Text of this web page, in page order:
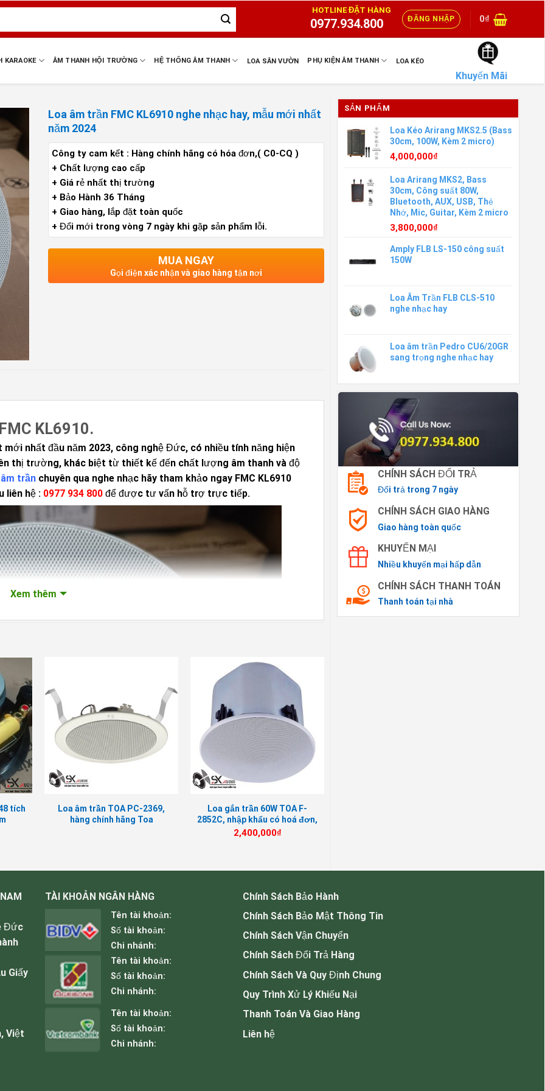
HOTLINE ĐẶT HÀNG
0977.934.800 ĐĂNG NHẬP 0₫
KARAOKE ÂM THANH HỘI TRƯỜNG HỆ THỐNG ÂM THANH LOA SÂN VƯỜN PHỤ KIỆN ÂM THANH LOA KÉO
Khuyến Mãi
SẢN PHẨM
Loa Kéo Arirang MKS2.5 (Bass
30cm, 100W, Kèm 2 micro)
4,000,000₫
Loa Arirang MKS2, Bass
30cm, Công suất 80W,
Bluetooth, AUX, USB, Thẻ
Nhớ, Mic, Guitar, Kèm 2 micro
3,800,000₫
Amply FLB LS-150 công suất
150W
Loa Âm Trần FLB CLS-510
nghe nhạc hay
Loa âm trần Pedro CU6/20GR
sang trọng nghe nhạc hay
CHÍNH SÁCH ĐỔI TRẢ
Đổi trả trong 7 ngày
CHÍNH SÁCH GIAO HÀNG
Giao hàng toàn quốc
KHUYẾN MẠI
Nhiều khuyến mại hấp dẫn
CHÍNH SÁCH THANH TOÁN
Thanh toán tại nhà
Loa âm trần FMC KL6910 nghe nhạc hay, mẫu mới nhất
năm 2024
Công ty cam kết : Hàng chính hãng có hóa đơn,( C0-CQ )
+ Chất lượng cao cấp
+ Giá rẻ nhất thị trường
+ Bảo Hành 36 Tháng
+ Giao hàng, lắp đặt toàn quốc
+ Đổi mới trong vòng 7 ngày khi gặp sản phẩm lỗi.
MUA NGAY
Gọi điện xác nhận và giao hàng tận nơi
KL6910.
mới nhất đầu năm 2023, công nghệ Đức, có nhiều tính năng hiện
thị trường, khác biệt từ thiết kế đến chất lượng âm thanh và độ
âm trần chuyên qua nghe nhạc hãy tham khảo ngay FMC KL6910
liên hệ : 0977 934 800 để được tư vấn hỗ trợ trực tiếp.
FMC cao cấp dời mới năm 2023
FMC KL6910.
Xem thêm
tích
Loa âm trần TOA PC-2369,
hàng chính hãng Toa
Loa gắn trần 60W TOA F-
2852C, nhập khẩu có hoá đơn,
C0-CQ
2,400,000₫
Đức
Giấy
Việt
TÀI KHOẢN NGÂN HÀNG
Tên tài khoản:
Số tài khoản:
Chi nhánh:
Tên tài khoản:
Số tài khoản:
Chi nhánh:
Tên tài khoản:
Số tài khoản:
Chi nhánh:
Chính Sách Bảo Hành
Chính Sách Bảo Mật Thông Tin
Chính Sách Vận Chuyển
Chính Sách Đổi Trả Hàng
Chính Sách Và Quy Định Chung
Quy Trình Xử Lý Khiếu Nại
Thanh Toán Và Giao Hàng
Liên hệ